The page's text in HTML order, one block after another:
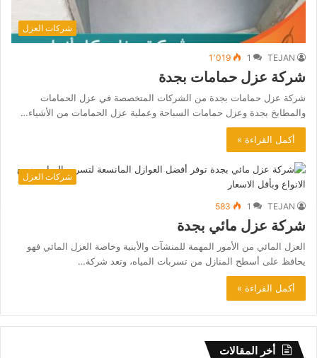
شركات العزل
TEJAN
1 1٬019
شركة عزل حمامات بجدة
شركة عزل حمامات بجدة من الشركات المتخصصة في عزل الحمامات
والمطابخ بجدة وعزل حمامات السباحة وعملية عزل الحمامات من الأشياء…
أكمل القراءة »
شركات العزل
TEJAN
1
583
شركة عزل مائي بجدة
العزل المائي من الأمور المهمة للمنشآت والأبنية وخاصة العزل المائي فهو
يحافظ على أسطح المنازل من تسربات المياه، وتعد شركة…
أكمل القراءة »
أخر المقالات